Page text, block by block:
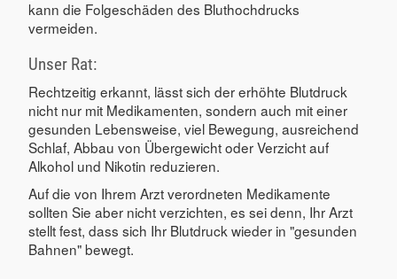
kann die Folgeschäden des Bluthochdrucks
vermeiden.
Unser Rat:
Rechtzeitig erkannt, lässt sich der erhöhte Blutdruck
nicht nur mit Medikamenten, sondern auch mit einer
gesunden Lebensweise, viel Bewegung, ausreichend
Schlaf, Abbau von Übergewicht oder Verzicht auf
Alkohol und Nikotin reduzieren.
Auf die von Ihrem Arzt verordneten Medikamente
sollten Sie aber nicht verzichten, es sei denn, Ihr Arzt
stellt fest, dass sich Ihr Blutdruck wieder in "gesunden
Bahnen" bewegt.